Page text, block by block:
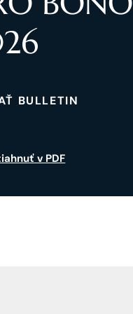
BULLETIN
v PDF